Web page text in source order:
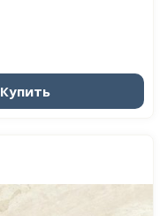
Купить